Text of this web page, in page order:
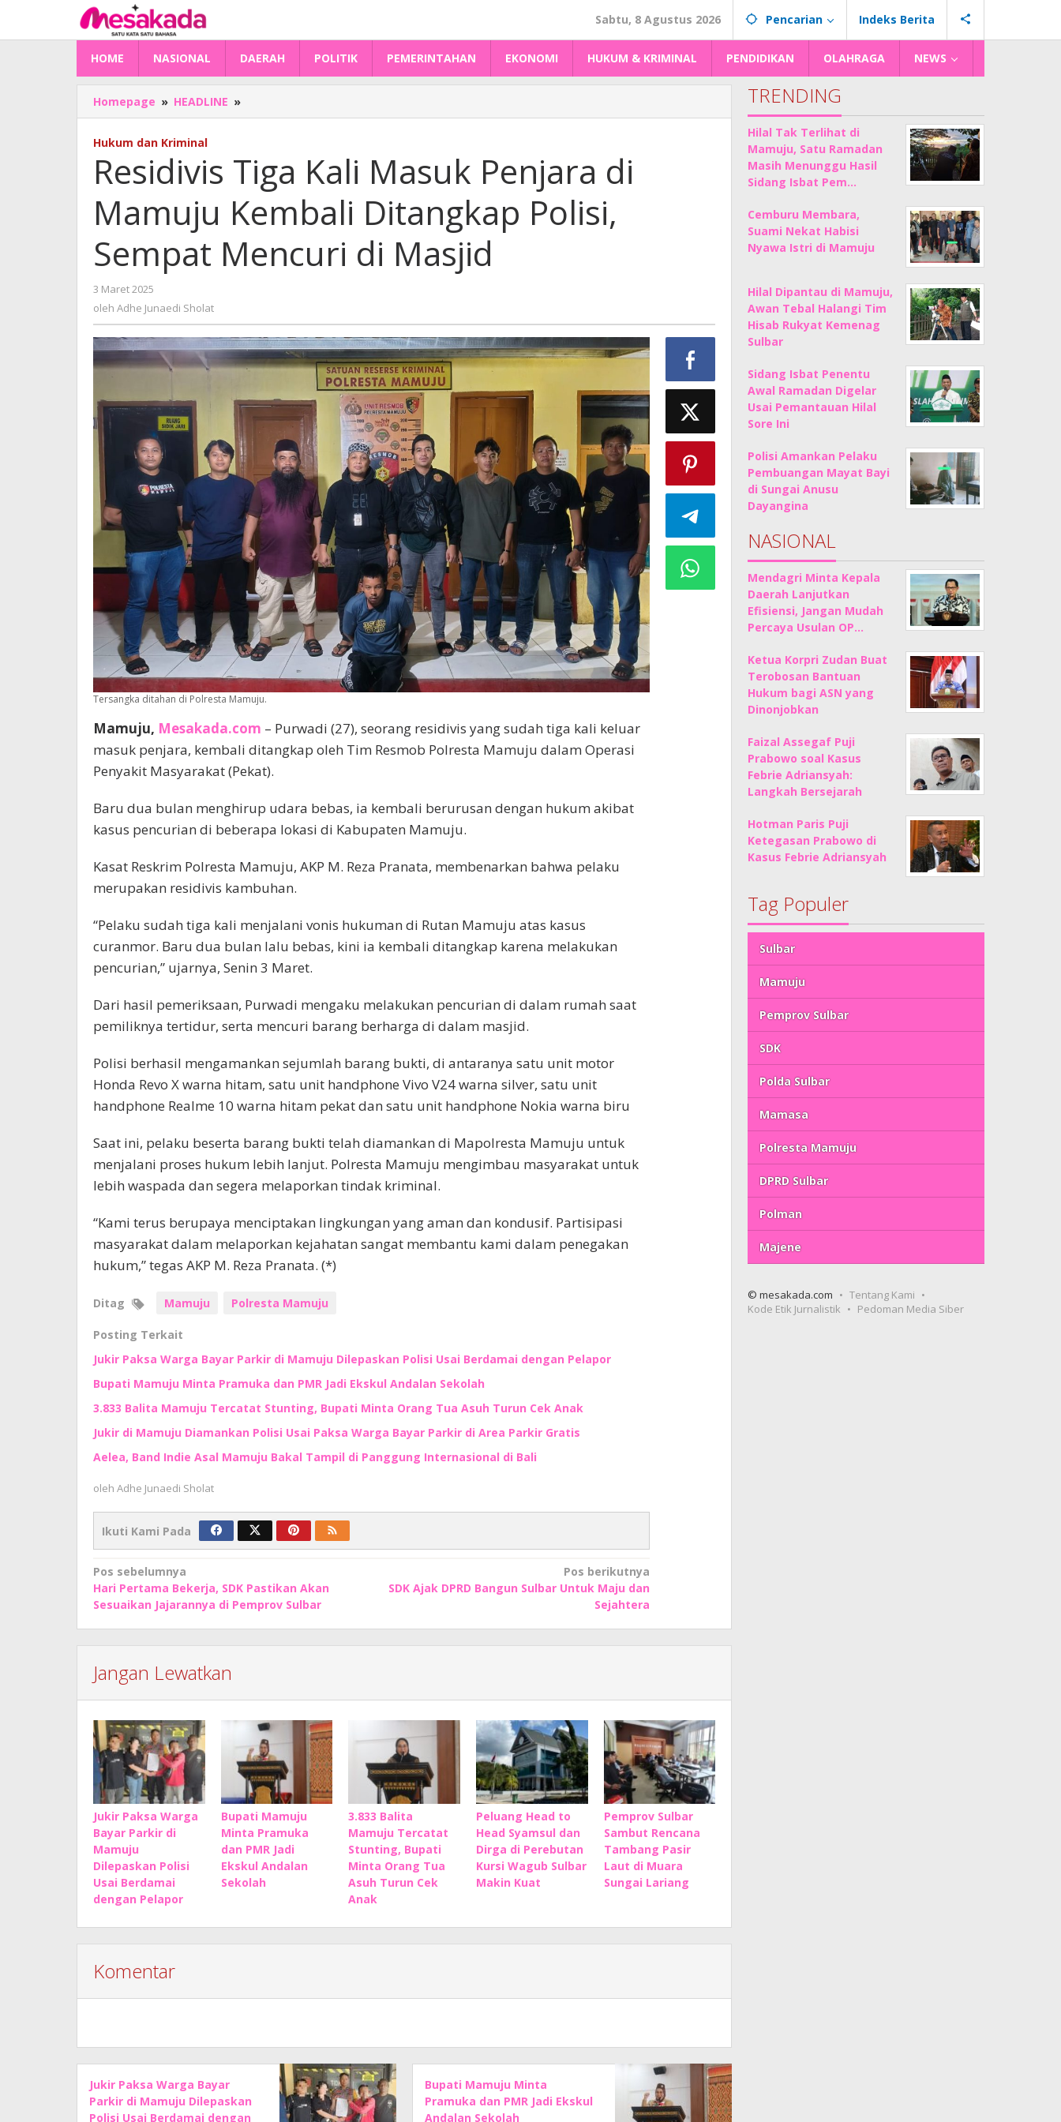
konten
Sabtu, 8 Agustus 2026 Pencarian Indeks Berita
HOME NASIONAL DAERAH POLITIK PEMERINTAHAN EKONOMI HUKUM & KRIMINAL PENDIDIKAN OLAHRAGA NEWS
Homepage » HEADLINE »
Tiga
Penjara
di
Mamuju
Kembali
Polisi,
Sempat
Hukum dan Kriminal
Residivis Tiga Kali Masuk Penjara di
Mamuju Kembali Ditangkap Polisi,
Sempat Mencuri di Masjid
3 Maret 2025
Adhe
oleh Adhe Junaedi Sholat
Tersangka ditahan di Polresta Mamuju.
Mamuju, Mesakada.com – Purwadi (27), seorang residivis yang sudah tiga kali keluar
masuk penjara, kembali ditangkap oleh Tim Resmob Polresta Mamuju dalam Operasi
Penyakit Masyarakat (Pekat).
Baru dua bulan menghirup udara bebas, ia kembali berurusan dengan hukum akibat
kasus pencurian di beberapa lokasi di Kabupaten Mamuju.
Kasat Reskrim Polresta Mamuju, AKP M. Reza Pranata, membenarkan bahwa pelaku
merupakan residivis kambuhan.
“Pelaku sudah tiga kali menjalani vonis hukuman di Rutan Mamuju atas kasus
curanmor. Baru dua bulan lalu bebas, kini ia kembali ditangkap karena melakukan
pencurian,” ujarnya, Senin 3 Maret.
Dari hasil pemeriksaan, Purwadi mengaku melakukan pencurian di dalam rumah saat
pemiliknya tertidur, serta mencuri barang berharga di dalam masjid.
Polisi berhasil mengamankan sejumlah barang bukti, di antaranya satu unit motor
Honda Revo X warna hitam, satu unit handphone Vivo V24 warna silver, satu unit
handphone Realme 10 warna hitam pekat dan satu unit handphone Nokia warna biru
Saat ini, pelaku beserta barang bukti telah diamankan di Mapolresta Mamuju untuk
menjalani proses hukum lebih lanjut. Polresta Mamuju mengimbau masyarakat untuk
lebih waspada dan segera melaporkan tindak kriminal.
“Kami terus berupaya menciptakan lingkungan yang aman dan kondusif. Partisipasi
masyarakat dalam melaporkan kejahatan sangat membantu kami dalam penegakan
hukum,” tegas AKP M. Reza Pranata. (*)
Ditag Mamuju Polresta Mamuju
Posting Terkait
Jukir Paksa Warga Bayar Parkir di Mamuju Dilepaskan Polisi Usai Berdamai dengan Pelapor
Bupati Mamuju Minta Pramuka dan PMR Jadi Ekskul Andalan Sekolah
3.833 Balita Mamuju Tercatat Stunting, Bupati Minta Orang Tua Asuh Turun Cek Anak
Jukir di Mamuju Diamankan Polisi Usai Paksa Warga Bayar Parkir di Area Parkir Gratis
Aelea, Band Indie Asal Mamuju Bakal Tampil di Panggung Internasional di Bali
oleh Adhe Junaedi Sholat
Ikuti Kami Pada
Navigasi
pos
Pos sebelumnya
Hari Pertama Bekerja, SDK Pastikan Akan
Sesuaikan Jajarannya di Pemprov Sulbar
Pos berikutnya
SDK Ajak DPRD Bangun Sulbar Untuk Maju dan
Sejahtera
Jangan Lewatkan
Jukir Paksa Warga
Bayar Parkir di
Mamuju
Dilepaskan Polisi
Usai Berdamai
dengan Pelapor
Bupati Mamuju
Minta Pramuka
dan PMR Jadi
Ekskul Andalan
Sekolah
3.833 Balita
Mamuju Tercatat
Stunting, Bupati
Minta Orang Tua
Asuh Turun Cek
Anak
Peluang Head to
Head Syamsul dan
Dirga di Perebutan
Kursi Wagub Sulbar
Makin Kuat
Pemprov Sulbar
Sambut Rencana
Tambang Pasir
Laut di Muara
Sungai Lariang
Komentar
Jukir Paksa Warga Bayar
Parkir di Mamuju Dilepaskan
Polisi Usai Berdamai dengan
Bupati Mamuju Minta
Pramuka dan PMR Jadi Ekskul
Andalan Sekolah
TRENDING
Hilal Tak Terlihat di
Mamuju, Satu Ramadan
Masih Menunggu Hasil
Sidang Isbat Pem…
Cemburu Membara,
Suami Nekat Habisi
Nyawa Istri di Mamuju
Hilal Dipantau di Mamuju,
Awan Tebal Halangi Tim
Hisab Rukyat Kemenag
Sulbar
Sidang Isbat Penentu
Awal Ramadan Digelar
Usai Pemantauan Hilal
Sore Ini
Polisi Amankan Pelaku
Pembuangan Mayat Bayi
di Sungai Anusu
Dayangina
NASIONAL
Mendagri Minta Kepala
Daerah Lanjutkan
Efisiensi, Jangan Mudah
Percaya Usulan OP…
Ketua Korpri Zudan Buat
Terobosan Bantuan
Hukum bagi ASN yang
Dinonjobkan
Faizal Assegaf Puji
Prabowo soal Kasus
Febrie Adriansyah:
Langkah Bersejarah
Hotman Paris Puji
Ketegasan Prabowo di
Kasus Febrie Adriansyah
Tag Populer
Sulbar
Mamuju
Pemprov Sulbar
SDK
Polda Sulbar
Mamasa
Polresta Mamuju
DPRD Sulbar
Polman
Majene
© mesakada.com
Tentang Kami
Kode Etik Jurnalistik
Pedoman Media Siber